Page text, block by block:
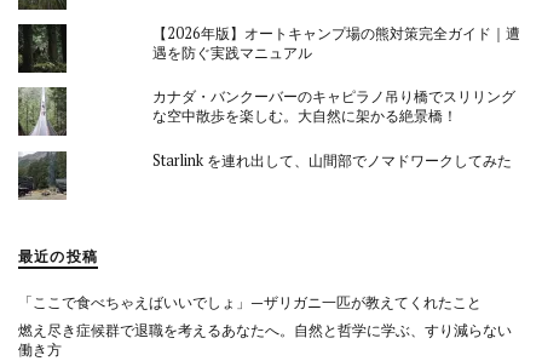
【2026年版】オートキャンプ場の熊対策完全ガイド｜遭
遇を防ぐ実践マニュアル
カナダ・バンクーバーのキャピラノ吊り橋でスリリング
な空中散歩を楽しむ。大自然に架かる絶景橋！
Starlink を連れ出して、山間部でノマドワークしてみた
最近の投稿
「ここで食べちゃえばいいでしょ」—ザリガニ一匹が教えてくれたこと
燃え尽き症候群で退職を考えるあなたへ。自然と哲学に学ぶ、すり減らない
働き方